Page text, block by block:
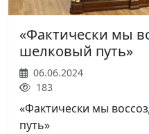
«Фактически мы
шелковый путь»
06.06.2024
183
«Фактически мы
путь»